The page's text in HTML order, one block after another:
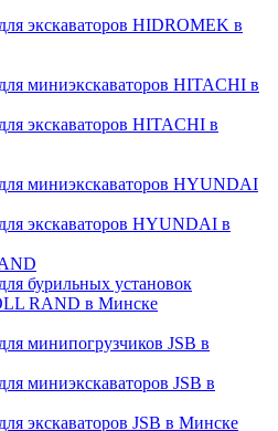
экскаваторов HIDROMEK в
миниэкскаваторов HITACHI в
экскаваторов HITACHI в
миниэкскаваторов HYUNDAI
экскаваторов HYUNDAI в
бурильных установок
RAND в Минске
минипогрузчиков JSB в
миниэкскаваторов JSB в
экскаваторов JSB в Минске